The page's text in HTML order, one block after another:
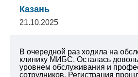
Казань
21.10.2025
В очередной раз ходила на
клинику МИБС. Осталась
уровнем обслуживания и
сотрудников. Регистрация